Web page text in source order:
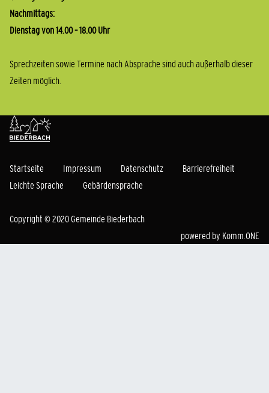
Nachmittags:
Dienstag von 14.00 – 18.00 Uhr
Sprechzeiten sowie Termine nach Absprache sind auch außerhalb dieser
Zeiten möglich.
Startseite Impressum Datenschutz
Barrierefreiheit
Leichte Sprache
Gebärdensprache
Copyright © 2020 Gemeinde Biederbach
powered by Komm.ONE